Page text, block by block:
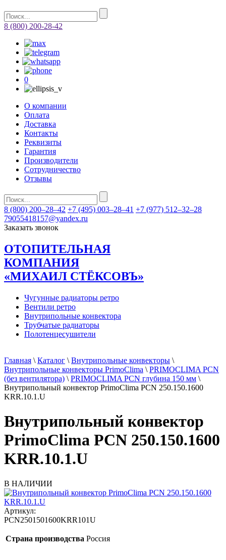
8 (800) 200-28-42
0
О компании
Оплата
Доставка
Контакты
Реквизиты
Гарантия
Производители
Сотрудничество
Отзывы
8 (800) 200–28–42 +7 (495) 003–28–41 +7 (977) 512–32–28
79055418157@yandex.ru
Заказать звонок
ОТОПИТЕЛЬНАЯ
КОМПАНИЯ
«МИХАИЛ СТЁКСОВЪ»
Чугунные радиаторы ретро
Вентили ретро
Внутрипольные конвектора
Трубчатые радиаторы
Полотенцесушители
Главная \ Каталог \ Внутрипольные конвекторы \
Внутрипольные конвекторы PrimoClima \ PRIMOCLIMA PCN
(без вентилятора) \ PRIMOCLIMA PCN глубина 150 мм \
Внутрипольный конвектор PrimoClima PCN 250.150.1600
KRR.10.1.U
Внутрипольный конвектор
PrimoClima PCN 250.150.1600
KRR.10.1.U
В НАЛИЧИИ
Артикул:
PCN2501501600KRR101U
Страна производства Россия